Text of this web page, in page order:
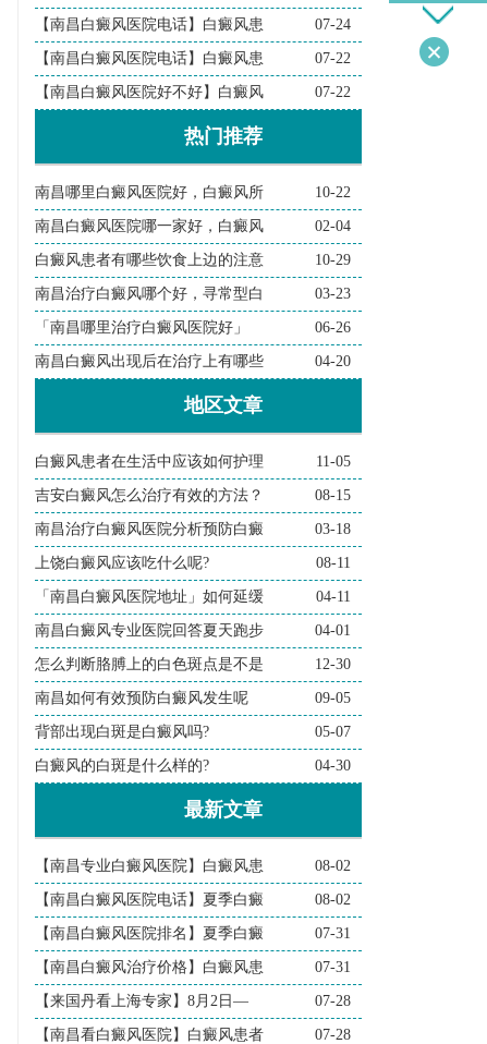
【南昌白癜风医院电话】白癜风患 07-24
【南昌白癜风医院电话】白癜风患 07-22
【南昌白癜风医院好不好】白癜风 07-22
热门推荐
南昌哪里白癜风医院好，白癜风所 10-22
南昌白癜风医院哪一家好，白癜风 02-04
白癜风患者有哪些饮食上边的注意 10-29
南昌治疗白癜风哪个好，寻常型白 03-23
「南昌哪里治疗白癜风医院好」 06-26
南昌白癜风出现后在治疗上有哪些 04-20
地区文章
白癜风患者在生活中应该如何护理 11-05
吉安白癜风怎么治疗有效的方法？ 08-15
南昌治疗白癜风医院分析预防白癜 03-18
上饶白癜风应该吃什么呢? 08-11
「南昌白癜风医院地址」如何延缓 04-11
南昌白癜风专业医院回答夏天跑步 04-01
怎么判断胳膊上的白色斑点是不是 12-30
南昌如何有效预防白癜风发生呢 09-05
背部出现白斑是白癜风吗? 05-07
白癜风的白斑是什么样的? 04-30
最新文章
【南昌专业白癜风医院】白癜风患 08-02
【南昌白癜风医院电话】夏季白癜 08-02
【南昌白癜风医院排名】夏季白癜 07-31
【南昌白癜风治疗价格】白癜风患 07-31
【来国丹看上海专家】8月2日— 07-28
【南昌看白癜风医院】白癜风患者 07-28
导医问诊